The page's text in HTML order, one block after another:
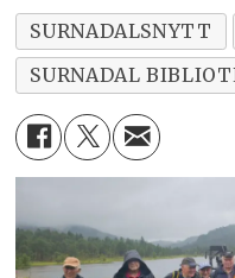
SURNADALSNYTT
SURNADAL